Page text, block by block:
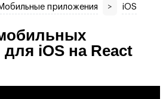
приложения > iOS
iOS на React